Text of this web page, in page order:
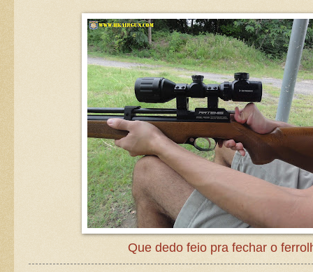
Que dedo feio pra fechar o